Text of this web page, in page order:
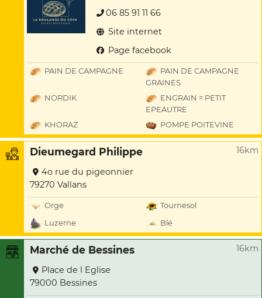
06 85 91 11 66
Site internet
Page facebook
PAIN DE CAMPAGNE
PAIN DE CAMPAGNE
GRAINES
NORDIK
ENGRAIN = PETIT
EPEAUTRE
KHORAZ
POMPE POITEVINE
Dieumegard Philippe 16km
4o rue du pigeonnier
79270 Vallans
Orge
Tournesol
Luzerne
Blé
Marché de Bessines 16km
Place de l Eglise
79000 Bessines